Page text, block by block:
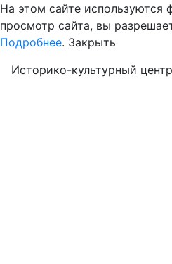
На этом сайте
просмотр сайта, вы
Подробнее. Закрыть
Историко-культурный центр